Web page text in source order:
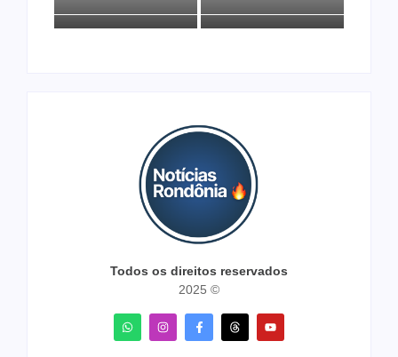
Todos os direitos reservados
2025 ©